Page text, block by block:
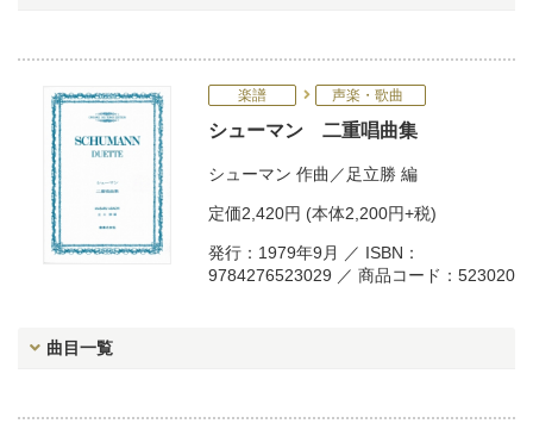
楽譜 声楽・歌曲
シューマン 二重唱曲集
シューマン 作曲／ 足立勝 編
定価2,420円 (本体2,200円+税)
発行：1979年9月 ／ ISBN：
9784276523029 ／ 商品コード：523020
曲目一覧